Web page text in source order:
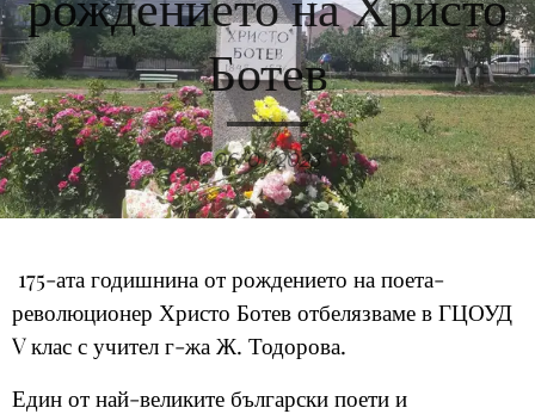
Ботев
06/01/2023
175-ата годишнина от рождението на поета-
революционер Христо Ботев отбелязваме в ГЦОУД
V клас с учител г-жа Ж. Тодорова.
Един от най-великите български поети и